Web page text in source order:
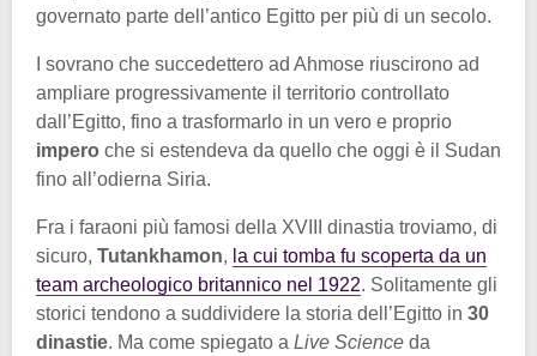
governato parte dell’antico Egitto per più di un secolo.
I sovrano che succedettero ad Ahmose riuscirono ad
ampliare progressivamente il territorio controllato
dall’Egitto, fino a trasformarlo in un vero e proprio
impero che si estendeva da quello che oggi è il Sudan
fino all’odierna Siria.
Fra i faraoni più famosi della XVIII dinastia troviamo, di
sicuro, Tutankhamon, la cui tomba fu scoperta da un
team archeologico britannico nel 1922. Solitamente gli
storici tendono a suddividere la storia dell’Egitto in 30
dinastie. Ma come spiegato a Live Science da